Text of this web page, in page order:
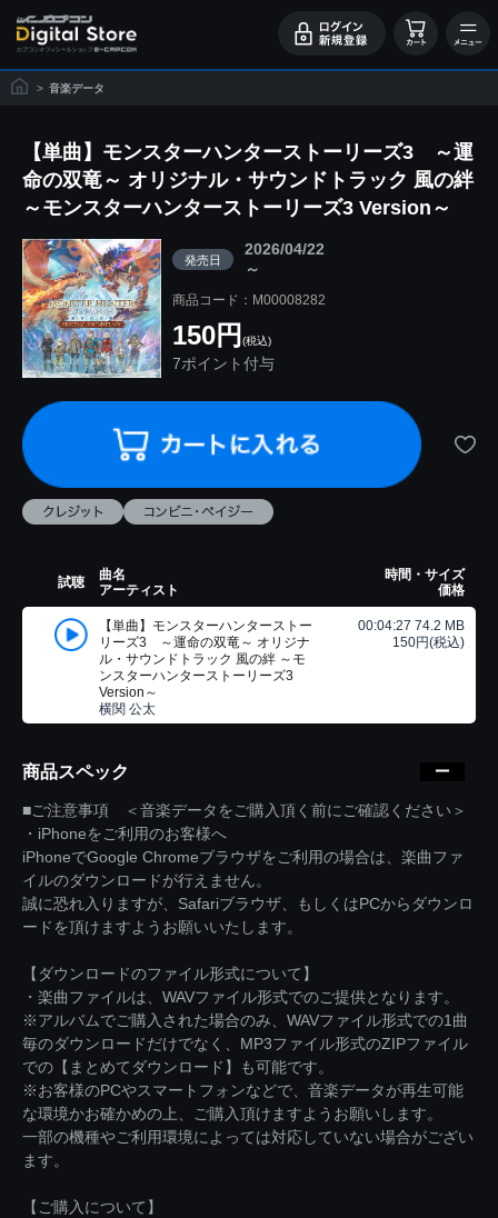
> 音楽データ
【単曲】モンスターハンターストーリーズ3 ～運
命の双竜～ オリジナル・サウンドトラック 風の絆
～モンスターハンターストーリーズ3 Version～
発売日
2026/04/22
～
商品コード：M00008282
150円 (税込)
7ポイント付与
試聴
曲名
アーティスト
時間・サイズ
価格
【単曲】モンスターハンターストー
リーズ3 ～運命の双竜～ オリジナ
ル・サウンドトラック 風の絆 ～モ
ンスターハンターストーリーズ3
Version～
横関 公太
00:04:27 74.2 MB
150円(税込)
商品スペック
■ご注意事項 ＜音楽データをご購入頂く前にご確認ください＞
・iPhoneをご利用のお客様へ
iPhoneでGoogle Chromeブラウザをご利用の場合は、楽曲ファ
イルのダウンロードが行えません。
誠に恐れ入りますが、Safariブラウザ、もしくはPCからダウンロ
ードを頂けますようお願いいたします。
【ダウンロードのファイル形式について】
・楽曲ファイルは、WAVファイル形式でのご提供となります。
※アルバムでご購入された場合のみ、WAVファイル形式での1曲
毎のダウンロードだけでなく、MP3ファイル形式のZIPファイル
での【まとめてダウンロード】も可能です。
※お客様のPCやスマートフォンなどで、音楽データが再生可能
な環境かお確かめの上、ご購入頂けますようお願いします。
一部の機種やご利用環境によっては対応していない場合がござい
ます。
【ご購入について】